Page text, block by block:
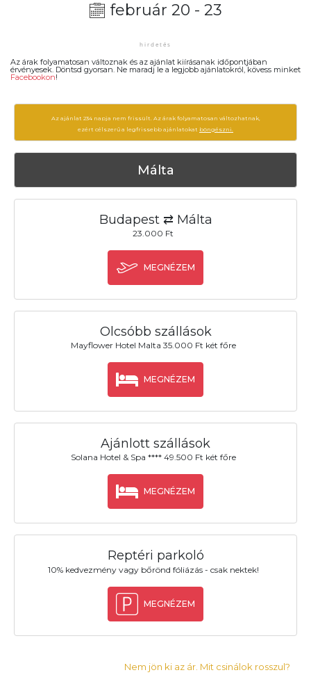
február 20 - 23
Az árak folyamatosan változnak és az ajánlat kiírásanak időpontjában
érvényesek. Döntsd gyorsan. Ne maradj le a legjobb ajánlatokról, kövess minket
Facebookon!
Az ajánlat 234 napja nem frissült. Az árak folyamatosan változhatnak,
ezért célszerű a legfrissebb ajánlatokat böngészni.
Málta
Budapest ⇄ Málta
23.000 Ft
MEGNÉZEM
Olcsóbb szállások
Mayflower Hotel Malta 35.000 Ft két főre
MEGNÉZEM
Ajánlott szállások
Solana Hotel & Spa **** 49.500 Ft két főre
MEGNÉZEM
Reptéri parkoló
10% kedvezmény vagy bőrönd fóliázás - csak nektek!
MEGNÉZEM
Nem jön ki az ár. Mit csinálok rosszul?